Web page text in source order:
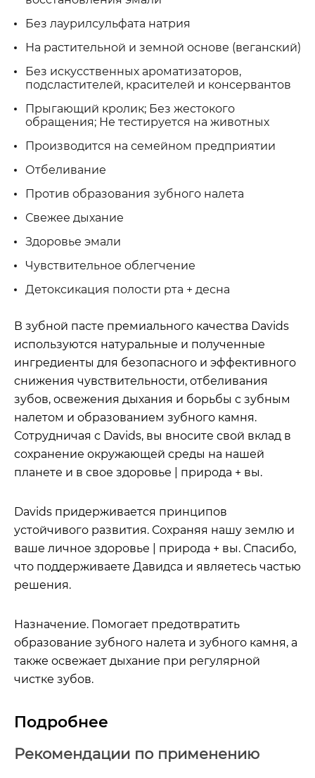
Без лаурилсульфата натрия
На растительной и земной основе (веганский)
Без искусственных ароматизаторов,
подсластителей, красителей и консервантов
Прыгающий кролик; Без жестокого
обращения; Не тестируется на животных
Производится на семейном предприятии
Отбеливание
Против образования зубного налета
Свежее дыхание
Здоровье эмали
Чувствительное облегчение
Детоксикация полости рта + десна
В зубной пасте премиального качества Davids
используются натуральные и полученные
ингредиенты для безопасного и эффективного
снижения чувствительности, отбеливания
зубов, освежения дыхания и борьбы с зубным
налетом и образованием зубного камня.
Сотрудничая с Davids, вы вносите свой вклад в
сохранение окружающей среды на нашей
планете и в свое здоровье | природа + вы.
Davids придерживается принципов
устойчивого развития. Сохраняя нашу землю и
ваше личное здоровье | природа + вы. Спасибо,
что поддерживаете Давидса и являетесь частью
решения.
Назначение. Помогает предотвратить
образование зубного налета и зубного камня, а
также освежает дыхание при регулярной
чистке зубов.
Подробнее
Рекомендации по применению